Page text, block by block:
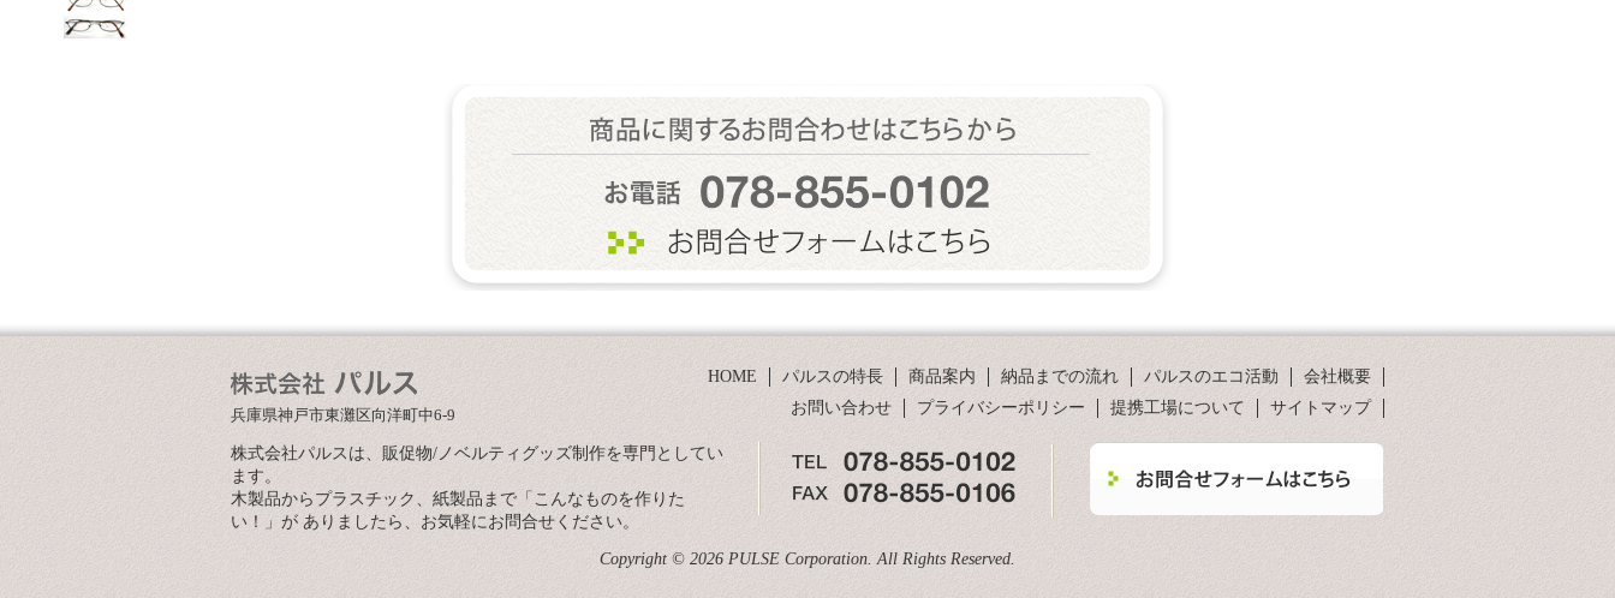
兵庫県神戸市東灘区向洋町中6-9
会社概要
パルスのエコ活動
納品までの流れ
商品案内
パルスの特長
HOME
サイトマップ
提携工場について
プライバシーポリシー
お問い合わせ
株式会社パルスは、販促物/ノベルティグッズ制作を専門としてい
ます。
木製品からプラスチック、紙製品まで「こんなものを作りた
い！」が ありましたら、お気軽にお問合せください。
Copyright © 2026 PULSE Corporation. All Rights Reserved.